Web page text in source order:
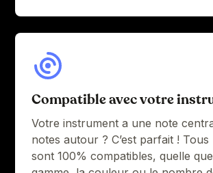
Groove#6 - Scorpion Bite part 1 (main
beat + Melody)
Groove#6 - Scorpion Bite part 2
material
Compatible avec votre
Votre instrument a une note
notes autour ? C’est parfait !
sont 100% compatibles, quelle